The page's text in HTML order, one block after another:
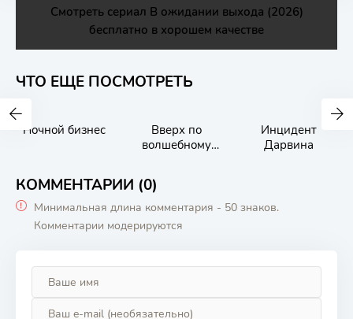
Смотреть сериал В ожидании выхода (2026)
бесплатно в хорошем качестве
ЧТО ЕЩЕ ПОСМОТРЕТЬ
Ночной бизнес
Вверх по
волшебному
Инцидент
Дарвина
КОММЕНТАРИИ (0)
Минимальная длина комментария - 50 знаков.
Комментарии модерируются